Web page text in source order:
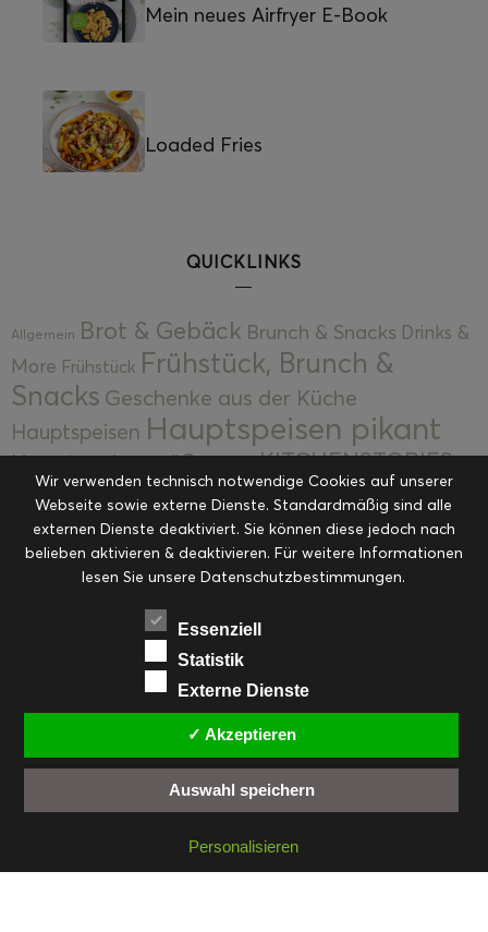
Mein neues Airfryer E-Book
Loaded Fries
QUICKLINKS
Allgemein Brot & Gebäck Brunch & Snacks Drinks &
More Frühstück Frühstück, Brunch &
Snacks Geschenke aus der Küche
Hauptspeisen Hauptspeisen pikant
Hauptspeisen süßKekseKITCHENSTORIES
Kuchen, Torten & Desserts Kuchen und
Desserts Kulinarik Kulinarische Mitbringsel &
Eingemachtes Ohne Kategorie Ostern Resteküche
RezepteSaisonalSliderStartseite
Suppen, Salate & Vorspeisen
Vorspeisen, Salate & Suppen
Weihnachten Workshops & Events
FACEBOOK PINTEREST
EMAIL
INSTAGRAM
© cookiteasy.at by Simone Kemptner | powered byECKER Digital IT Solutions
Wir verwenden technisch notwendige Cookies auf unserer
Webseite sowie externe Dienste. Standardmäßig sind alle
externen Dienste deaktiviert. Sie können diese jedoch nach
belieben aktivieren & deaktivieren. Für weitere Informationen
lesen Sie unsere Datenschutzbestimmungen.
Essenziell
Statistik
Externe Dienste
✓ Akzeptieren
Auswahl speichern
Personalisieren